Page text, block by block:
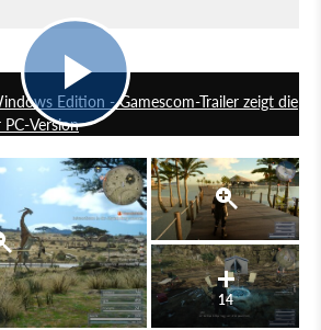
Edition - Gamescom-Trailer zeigt die
Version
14